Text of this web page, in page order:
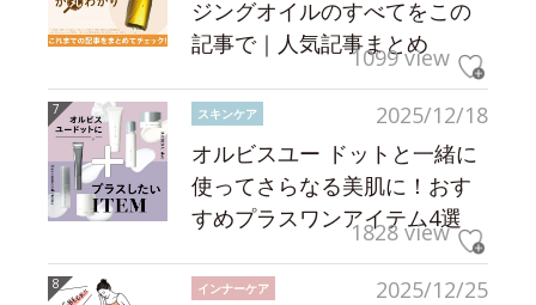
ジングオイルのすべてをこの
記事で｜人気記事まとめ
1099 view
2025/12/18
スキンケア
オルビスユー ドットと一緒に
使ってさらなる美肌に！おす
すめプラスワンアイテム4選
1828 view
2025/12/25
インナーケア